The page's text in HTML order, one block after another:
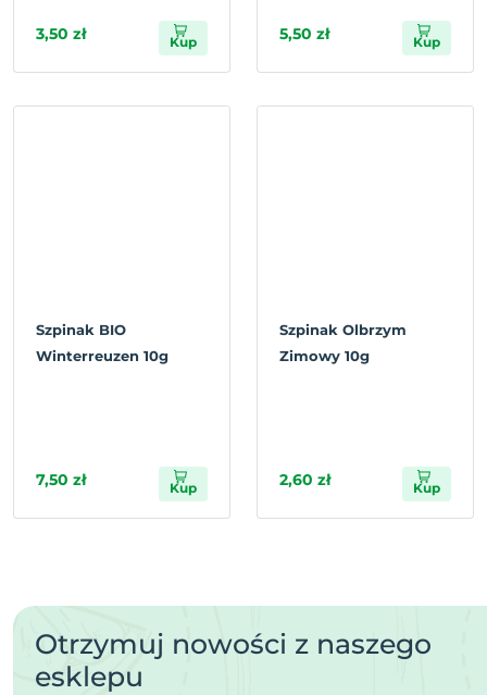
3,50 zł Kup 5,50 zł Kup
Szpinak BIO
Winterreuzen 10g
7,50 zł Kup
Szpinak Olbrzym
Zimowy 10g
2,60 zł Kup
Otrzymuj nowości z naszego
esklepu